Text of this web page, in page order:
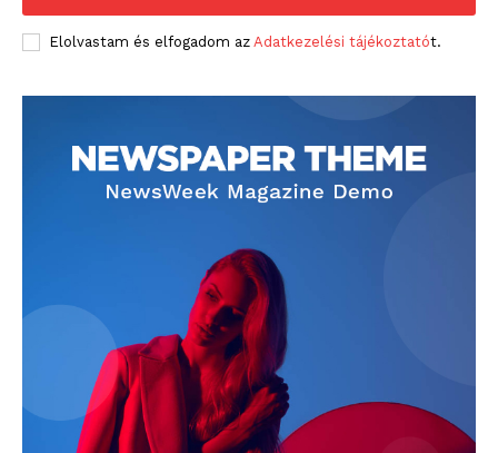
Elolvastam és elfogadom az Adatkezelési tájékoztatót.